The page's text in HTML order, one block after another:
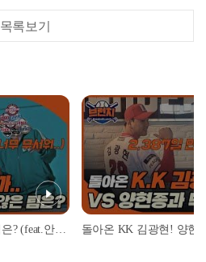
목록보기
김광현 복귀가 반갑지 않은 팀은? (feat.안치용 vs 김광현 상대전적) | #베이스볼런치 2022.03.11